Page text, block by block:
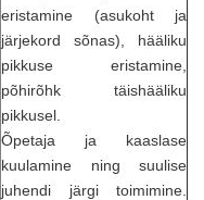
eristamine (asukoht ja
järjekord sõnas), hääliku
pikkuse eristamine,
põhirõhk täishääliku
pikkusel.
Õpetaja ja kaaslase
kuulamine ning suulise
juhendi järgi toimimine.